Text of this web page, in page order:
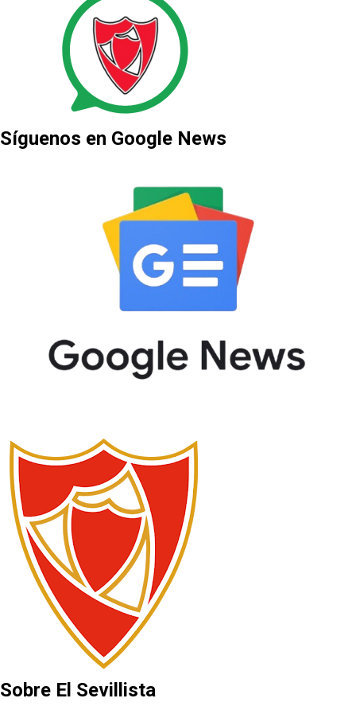
Síguenos en Google News
Sobre El Sevillista